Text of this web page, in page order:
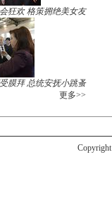
狂欢 格策拥绝美女友
膜拜 总统安抚小跳蚤
更多>>
Copyright